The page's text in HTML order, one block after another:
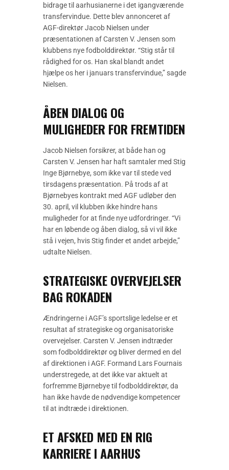
bidrage til aarhusianerne i det igangværende
transfervindue. Dette blev annonceret af
AGF-direktør Jacob Nielsen under
præsentationen af Carsten V. Jensen som
klubbens nye fodbolddirektør. “Stig står til
rådighed for os. Han skal blandt andet
hjælpe os her i januars transfervindue,” sagde
Nielsen.
ÅBEN DIALOG OG
MULIGHEDER FOR FREMTIDEN
Jacob Nielsen forsikrer, at både han og
Carsten V. Jensen har haft samtaler med Stig
Inge Bjørnebye, som ikke var til stede ved
tirsdagens præsentation. På trods af at
Bjørnebyes kontrakt med AGF udløber den
30. april, vil klubben ikke hindre hans
muligheder for at finde nye udfordringer. “Vi
har en løbende og åben dialog, så vi vil ikke
stå i vejen, hvis Stig finder et andet arbejde,”
udtalte Nielsen.
STRATEGISKE OVERVEJELSER
BAG ROKADEN
Ændringerne i AGF’s sportslige ledelse er et
resultat af strategiske og organisatoriske
overvejelser. Carsten V. Jensen indtræder
som fodbolddirektør og bliver dermed en del
af direktionen i AGF. Formand Lars Fournais
understregede, at det ikke var aktuelt at
forfremme Bjørnebye til fodbolddirektør, da
han ikke havde de nødvendige kompetencer
til at indtræde i direktionen.
ET AFSKED MED EN RIG
KARRIERE I AARHUS